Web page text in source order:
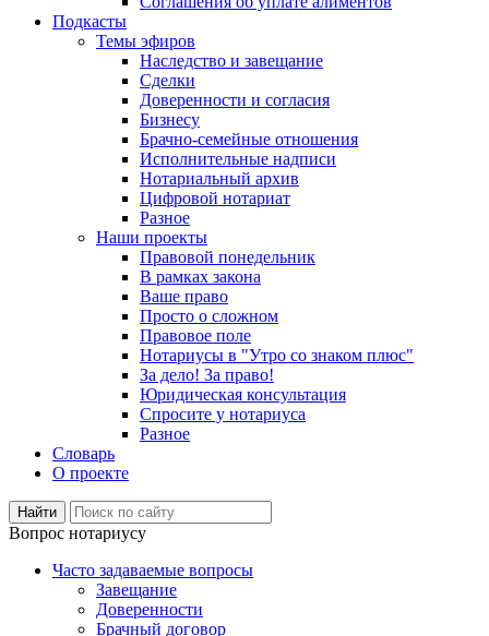
Подкасты
Темы эфиров
Наследство и завещание
Сделки
Доверенности и согласия
Бизнесу
Брачно-семейные отношения
Исполнительные надписи
Нотариальный архив
Цифровой нотариат
Разное
Наши проекты
Правовой понедельник
В рамках закона
Ваше право
Просто о сложном
Правовое поле
Нотариусы в "Утро со знаком плюс"
За дело! За право!
Юридическая консультация
Спросите у нотариуса
Разное
Словарь
О проекте
Вопрос нотариусу
Часто задаваемые вопросы
Завещание
Доверенности
Брачный договор